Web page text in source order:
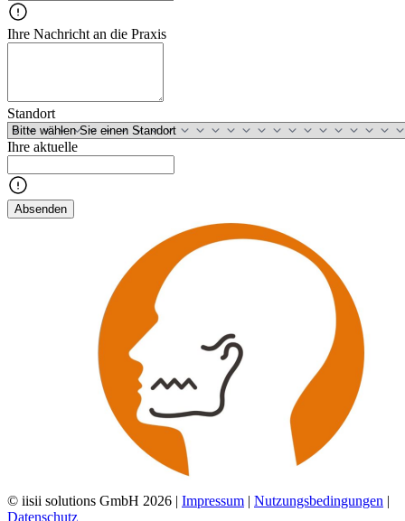
Ihre Nachricht an die Praxis
Standort
Ihre aktuelle
Absenden
© iisii solutions GmbH 2026 | Impressum | Nutzungsbedingungen |
Datenschutz